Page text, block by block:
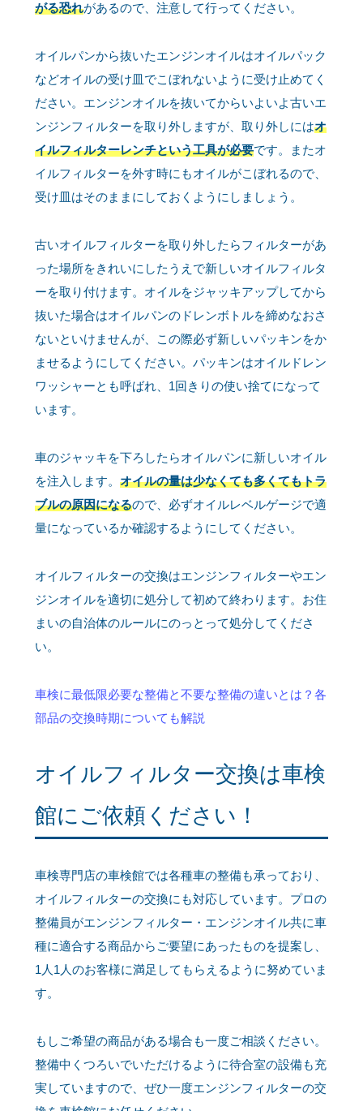
がる恐れがあるので、注意して行ってください。
オイルパンから抜いたエンジンオイルはオイルパック
などオイルの受け皿でこぼれないように受け止めてく
ださい。エンジンオイルを抜いてからいよいよ古いエ
ンジンフィルターを取り外しますが、取り外しにはオ
イルフィルターレンチという工具が必要です。またオ
イルフィルターを外す時にもオイルがこぼれるので、
受け皿はそのままにしておくようにしましょう。
古いオイルフィルターを取り外したらフィルターがあ
った場所をきれいにしたうえで新しいオイルフィルタ
ーを取り付けます。オイルをジャッキアップしてから
抜いた場合はオイルパンのドレンボトルを締めなおさ
ないといけませんが、この際必ず新しいパッキンをか
ませるようにしてください。パッキンはオイルドレン
ワッシャーとも呼ばれ、1回きりの使い捨てになって
います。
車のジャッキを下ろしたらオイルパンに新しいオイル
を注入します。 オイルの量は少なくても多くてもトラ
ブルの原因になるので、必ずオイルレベルゲージで適
量になっているか確認するようにしてください。
オイルフィルターの交換はエンジンフィルターやエン
ジンオイルを適切に処分して初めて終わります。お住
まいの自治体のルールにのっとって処分してくださ
い。
車検に最低限必要な整備と不要な整備の違いとは？各
部品の交換時期についても解説
オイルフィルター交換は車検
館にご依頼ください！
車検専門店の車検館では各種車の整備も承っており、
オイルフィルターの交換にも対応しています。プロの
整備員がエンジンフィルター・エンジンオイル共に車
種に適合する商品からご要望にあったものを提案し、
1人1人のお客様に満足してもらえるように努めていま
す。
もしご希望の商品がある場合も一度ご相談ください。
整備中くつろいでいただけるように待合室の設備も充
実していますので、ぜひ一度エンジンフィルターの交